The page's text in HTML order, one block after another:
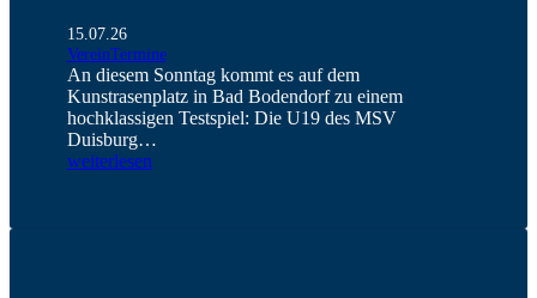
15.07.26
VereinTermine
An diesem Sonntag kommt es auf dem
Kunstrasenplatz in Bad Bodendorf zu einem
hochklassigen Testspiel: Die U19 des MSV
Duisburg…
weiterlesen